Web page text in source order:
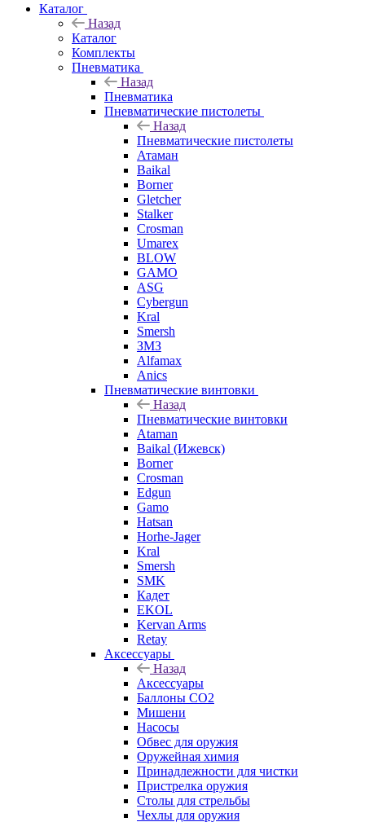
Каталог
Назад
Каталог
Комплекты
Пневматика
Назад
Пневматика
Пневматические пистолеты
Назад
Пневматические пистолеты
Атаман
Baikal
Borner
Gletcher
Stalker
Crosman
Umarex
BLOW
GAMO
ASG
Cybergun
Kral
Smersh
ЗМЗ
Alfamax
Anics
Пневматические винтовки
Назад
Пневматические винтовки
Ataman
Baikal (Ижевск)
Borner
Crosman
Edgun
Gamo
Hatsan
Horhe-Jager
Kral
Smersh
SMK
Кадет
EKOL
Kervan Arms
Retay
Аксессуары
Назад
Аксессуары
Баллоны СО2
Мишени
Насосы
Обвес для оружия
Оружейная химия
Принадлежности для чистки
Пристрелка оружия
Столы для стрельбы
Чехлы для оружия